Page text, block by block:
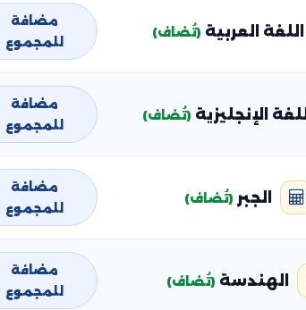
اللغة العربية (تُضاف)
مضافة
للمجموع
اللغة الإنجليزية (تُضاف)
مضافة
للمجموع
الجبر (تُضاف)
مضافة
للمجموع
الهندسة (تُضاف)
مضافة
للمجموع